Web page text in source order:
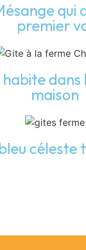
qui
premier
dans
maison
céleste